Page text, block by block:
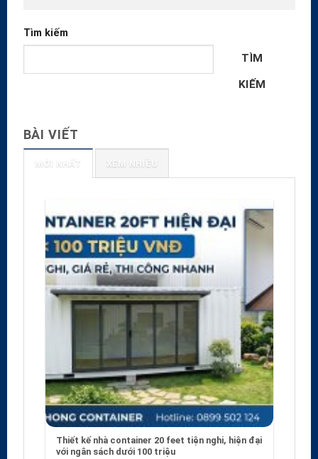
Tìm kiếm
TÌM
KIẾM
BÀI VIẾT
MỚI NHẤT XEM NHIỀU
Thiết kế nhà container 20 feet tiện nghi, hiện đại
với ngân sách dưới 100 triệu